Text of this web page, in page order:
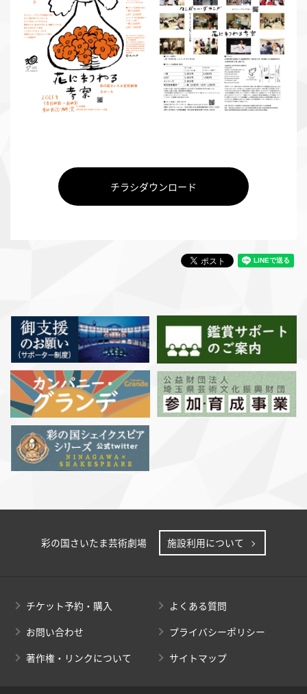
チラシダウンロード
彩の国さいたま芸術劇場 施設利用について
チケット予約・購入
よくある質問
お問い合わせ
プライバシーポリシー
著作権・リンクについて
サイトマップ